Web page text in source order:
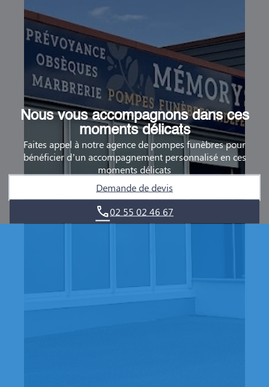
Nous vous accompagnons dans ces
moments délicats
Faites appel à notre agence de pompes funèbres pour
bénéficier d’un accompagnement personnalisé en ces
moments délicats
Demande de devis
02 55 02 46 67